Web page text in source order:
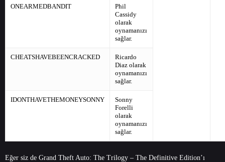
ONEARMEDBANDIT
Phil
Cassidy
olarak
oynamanızı
sağlar.
CHEATSHAVEBEENCRACKED
Ricardo
Diaz olarak
oynamanızı
sağlar.
IDONTHAVETHEMONEYSONNY
Sonny
Forelli
olarak
oynamanızı
sağlar.
Eğer siz de Grand Theft Auto: The Trilogy – The Definitive Edition’ı